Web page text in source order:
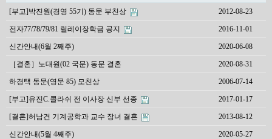
[부고]박진원(경영 55기) 동문 부친상 2012-08-23
전자77/78/79/81 릴레이장학금 공지 2016-11-01
신간안내(6월 2째주) 2020-06-08
［결혼］노대원(02 국문) 동문 결혼 2020-08-31
하경택 동문(영문 85) 모친상 2006-07-14
[부고]유진C.콜라쉬 전 이사장 신부 선종 2017-01-17
[결혼]허남건 기계공학과 교수 장녀 결혼 2013-08-12
신간안내(5월 4째주) 2020-05-27